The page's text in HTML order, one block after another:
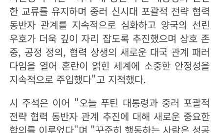
한 교류를 유지하며 중러 신시대 포괄적 전략 협력
동반자 관계를 지속적으로 심화하고 양국의 선린
우호가 더욱 깊이 자리 잡도록 추진했으며 상호 존
중, 공정 정의, 협력 상생의 새로운 대국 관계 패러
다임을 열어 혼란이 얽힌 세계에 소중한 안정성을
지속적으로 주입했다"고 지적했다.
시 주석은 이어 "오늘 푸틴 대통령과 중러 포괄적
전략 협력 동반자 관계 추진에 대해 새로운 중요한
합의를 이루었다"며 "꾸준히 행동하는 사람은 성공